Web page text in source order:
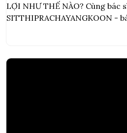
LỢI NHƯ THẾ NÀO? Cùng bác sĩ ORRAPAN
SITTHIPRACHAYANGKOON -